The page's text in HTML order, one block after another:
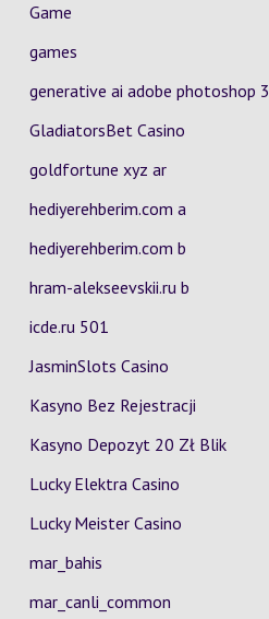
Game
games
generative ai adobe photoshop 3
GladiatorsBet Casino
goldfortune xyz ar
hediyerehberim.com a
hediyerehberim.com b
hram-alekseevskii.ru b
icde.ru 501
JasminSlots Casino
Kasyno Bez Rejestracji
Kasyno Depozyt 20 Zł Blik
Lucky Elektra Casino
Lucky Meister Casino
mar_bahis
mar_canli_common